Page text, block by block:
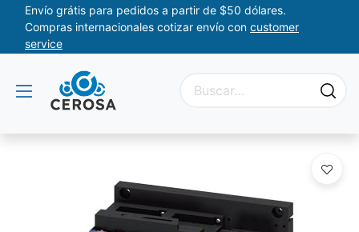
Envío grátis para pedidos a partir de $50 dólares.
Compras internacionales cotizar envío con customer
service